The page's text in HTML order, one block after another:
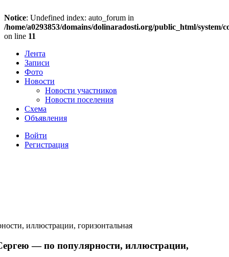
Notice: Undefined index: auto_forum in
/home/a0293853/domains/dolinaradosti.org/public_html/
on line 11
Лента
Записи
Фото
Новости
Новости участников
Новости поселения
Схема
Объявления
Войти
Регистрация
иллюстрации, горизонтальная
— по популярности, иллюстрации,